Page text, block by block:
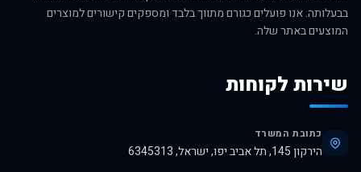
בבעלותה. אנו פועלים כגורם מתווך בלבד ומספקים קישורים למוצרים
המוצעים באתר שלה.
שירות לקוחות
כתובת המשרד
הירקון 145, תל אביב יפו, ישראל, 6345313